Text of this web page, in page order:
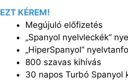
EZT KÉREM!
Megújuló előfizetés
„Spanyol nyelvleckék”
„HiperSpanyol”
800 szavas kihívás
30 napos Turbó Spanyol